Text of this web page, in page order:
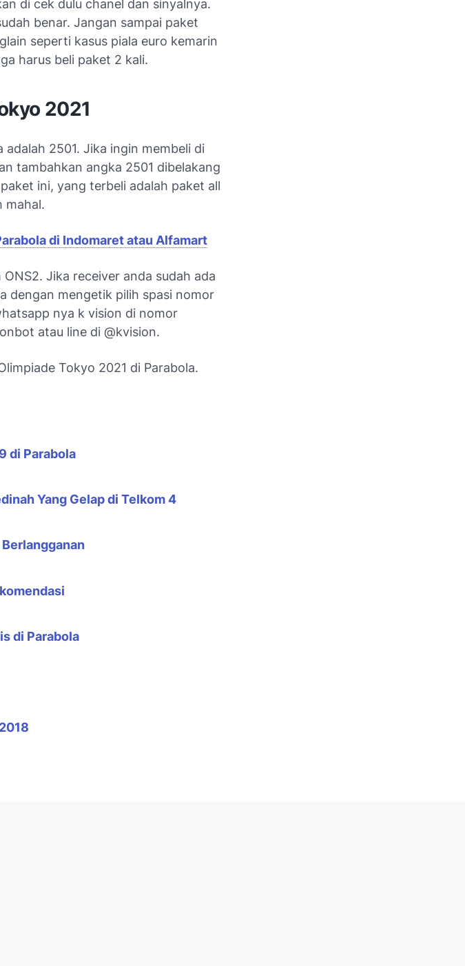
di cek dulu chanel dan sinyalnya.
benar. Jangan sampai paket
seperti kasus piala euro kemarin
harus beli paket 2 kali.
2021
2501. Jika ingin membeli di
tambahkan angka 2501 dibelakang
ini, yang terbeli adalah paket all
mahal.
di Indomaret atau Alfamart
Jika receiver anda sudah ada
dengan mengetik pilih spasi nomor
nya k vision di nomor
atau line di @kvision.
Tokyo 2021 di Parabola.
di Parabola
Yang Gelap di Telkom 4
di Parabola